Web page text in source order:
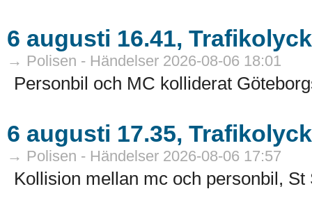
6 augusti 16.41,
→ Polisen - Händelser 2026-08-06 18:01
Personbil och MC kolliderat
6 augusti 17.35,
→ Polisen - Händelser 2026-08-06 17:57
Kollision mellan mc och personbil, St